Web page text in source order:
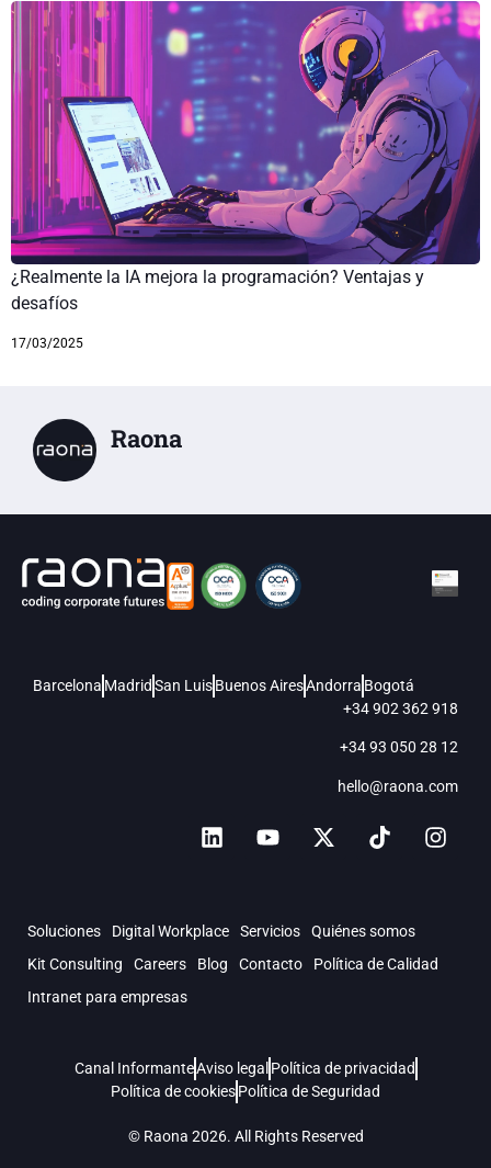
¿Realmente la IA mejora la programación? Ventajas y
desafíos
17/03/2025
Raona
Barcelona MadridSan LuisBuenos AiresAndorra Bogotá
+34 902 362 918
+34 93 050 28 12
hello@raona.com
Soluciones Digital Workplace Servicios
Quiénes somos
Kit Consulting
Careers Blog Contacto
Política de Calidad
Intranet para empresas
© Raona 2026. All Rights Reserved
Canal InformanteAviso legal Política de privacidad
Política de cookiesPolítica de Seguridad